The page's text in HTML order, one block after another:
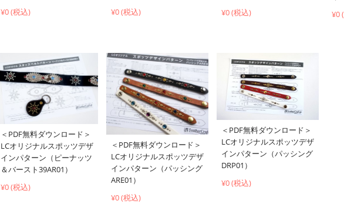
¥0 (税込)
¥0 (税込)
¥0 (税込)
¥0
＜PDF無料ダウンロード＞
LCオリジナルスポッツデザ
インパターン（ピーナッツ
＆バースト39AR01）
¥0 (税込)
＜PDF無料ダウンロード＞
LCオリジナルスポッツデザ
インパターン（パッシング
ARE01）
¥0 (税込)
＜PDF無料ダウンロード＞
LCオリジナルスポッツデザ
インパターン（パッシング
DRP01）
¥0 (税込)